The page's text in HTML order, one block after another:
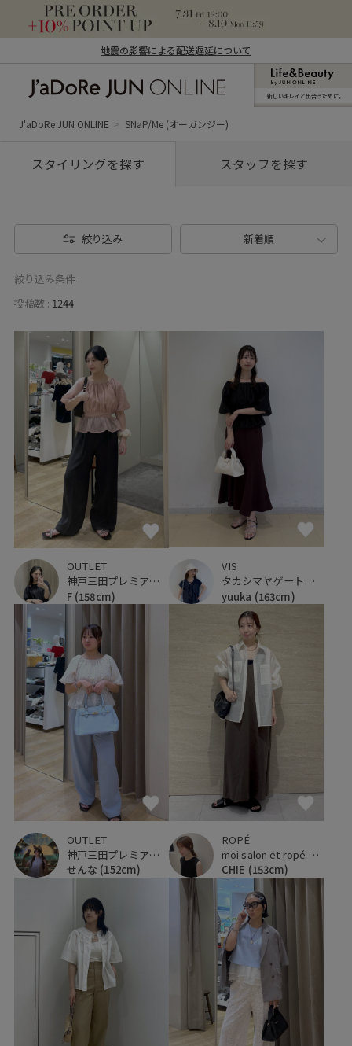
地震の影響による配送遅延について
ン オンライン）
新しいキレイと出合うために。
J'aDoRe JUN ONLINE SNaP/Me (オーガンジー)
スタイリングを探す スタッフを探す
絞り込み 新着順
絞り込み条件 :
投稿数 : 1244
OUTLET
神戸三田プレミアム・アウトレット
F (158cm)
VIS
タカシマヤゲートタワーモール
yuuka (163cm)
OUTLET
神戸三田プレミアム・アウトレット
せんな (152cm)
ROPÉ
moi salon et ropé 大阪高島屋
CHIE (153cm)